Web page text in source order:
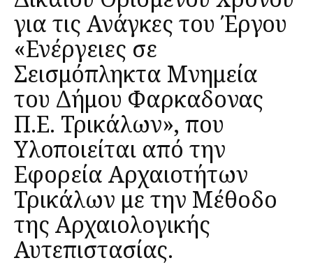
για τις Ανάγκες του Έργου
«Ενέργειες σε
Σεισμόπληκτα Μνημεία
του Δήμου Φαρκαδονας
Π.Ε. Τρικάλων», που
Υλοποιείται από την
Εφορεία Αρχαιοτήτων
Τρικάλων με την Μέθοδο
της Αρχαιολογικής
Αυτεπιστασίας.